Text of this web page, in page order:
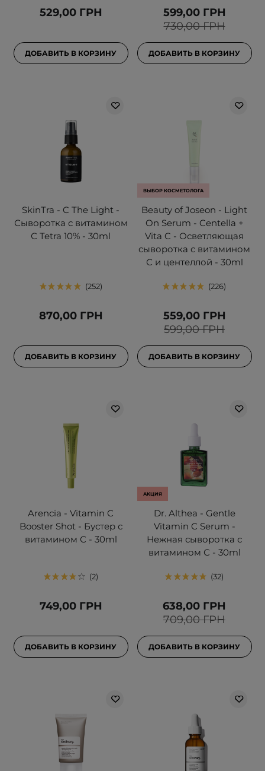
529,00 ГРН
ДОБАВИТЬ В КОРЗИНУ
730,00 ГРН
599,00 ГРН
ДОБАВИТЬ В КОРЗИНУ
SkinTra - C The Light -
Сыворотка с витамином
С Tetra 10% - 30ml
252
870,00 ГРН
ДОБАВИТЬ В КОРЗИНУ
ВЫБОР КОСМЕТОЛОГА
Beauty of Joseon - Light
On Serum - Centella +
Vita C - Осветляющая
сыворотка с витамином
С и центеллой - 30ml
226
599,00 ГРН
559,00 ГРН
ДОБАВИТЬ В КОРЗИНУ
Arencia - Vitamin C
Booster Shot - Бустер с
витамином С - 30ml
2
749,00 ГРН
ДОБАВИТЬ В КОРЗИНУ
АКЦИЯ
Dr. Althea - Gentle
Vitamin C Serum -
Нежная сыворотка с
витамином С - 30ml
32
709,00 ГРН
638,00 ГРН
ДОБАВИТЬ В КОРЗИНУ